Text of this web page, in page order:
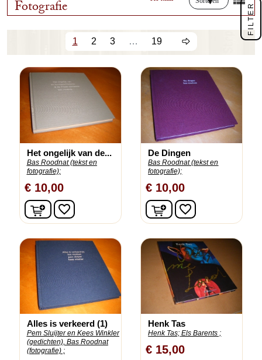
Fotografie
1 2 3 … 19
Het ongelijk van de...
Bas Roodnat (tekst en
fotografie);
€ 10,00
In winkelwagen
favorite_border
De Dingen
Bas Roodnat (tekst en
fotografie);
€ 10,00
In winkelwagen
favorite_border
Alles is verkeerd (1)
Pem Sluijter en Kees Winkler
(gedichten), Bas Roodnat
(fotografie) ;
Henk Tas
Henk Tas; Els Barents ;
€ 15,00
FILTER